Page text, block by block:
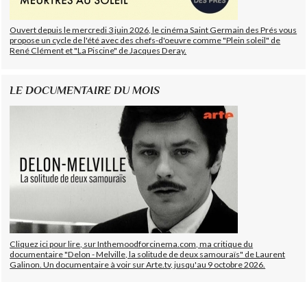
Ouvert depuis le mercredi 3 juin 2026, le cinéma Saint Germain des Prés vous
propose un cycle de l'été avec des chefs-d'oeuvre comme "Plein soleil" de
René Clément et "La Piscine" de Jacques Deray.
LE DOCUMENTAIRE DU MOIS
Cliquez ici pour lire, sur Inthemoodforcinema.com, ma critique du
documentaire "Delon - Melville, la solitude de deux samouraïs" de Laurent
Galinon. Un documentaire à voir sur Arte.tv, jusqu'au 9 octobre 2026.